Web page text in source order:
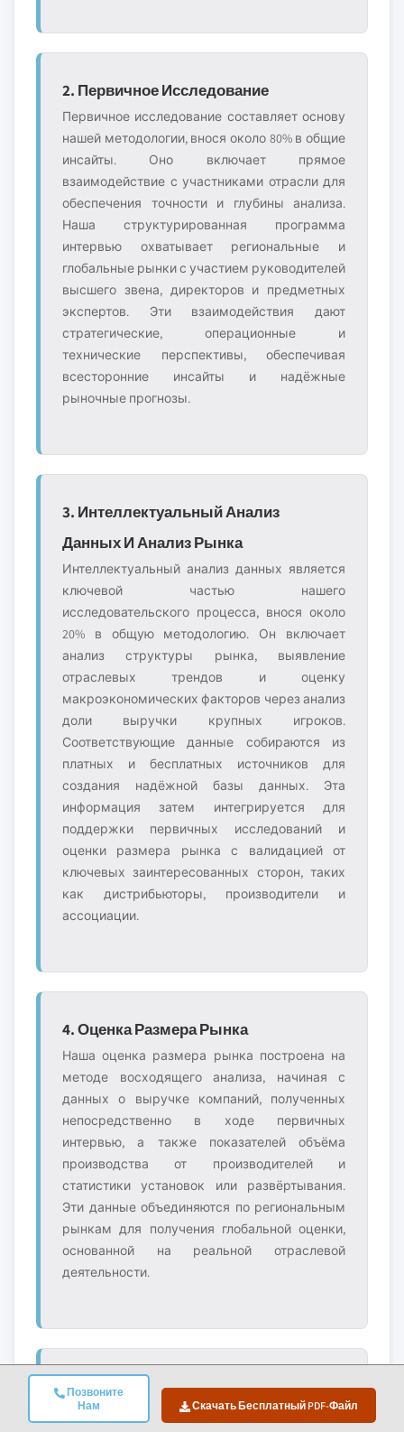
Позвоните
Нам
Скачать Бесплатный PDF-Файл
2. Первичное Исследование
Первичное исследование составляет основу
нашей методологии, внося около 80% в общие
инсайты. Оно включает прямое
взаимодействие с участниками отрасли для
обеспечения точности и глубины анализа.
Наша структурированная программа
интервью охватывает региональные и
глобальные рынки с участием руководителей
высшего звена, директоров и предметных
экспертов. Эти взаимодействия дают
стратегические, операционные и
технические перспективы, обеспечивая
всесторонние инсайты и надёжные
рыночные прогнозы.
3. Интеллектуальный Анализ
Данных И Анализ Рынка
Интеллектуальный анализ данных является
ключевой частью нашего
исследовательского процесса, внося около
20% в общую методологию. Он включает
анализ структуры рынка, выявление
отраслевых трендов и оценку
макроэкономических факторов через анализ
доли выручки крупных игроков.
Соответствующие данные собираются из
платных и бесплатных источников для
создания надёжной базы данных. Эта
информация затем интегрируется для
поддержки первичных исследований и
оценки размера рынка с валидацией от
ключевых заинтересованных сторон, таких
как дистрибьюторы, производители и
ассоциации.
4. Оценка Размера Рынка
Наша оценка размера рынка построена на
методе восходящего анализа, начиная с
данных о выручке компаний, полученных
непосредственно в ходе первичных
интервью, а также показателей объёма
производства от производителей и
статистики установок или развёртывания.
Эти данные объединяются по региональным
рынкам для получения глобальной оценки,
основанной на реальной отраслевой
деятельности.
5. Модель Прогноза И Ключевые
Допущения